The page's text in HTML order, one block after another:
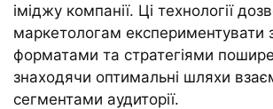
іміджу компанії. Ці технології
маркетологам експериментувати
форматами та стратегіями
знаходячи оптимальні шляхи
сегментами аудиторії.